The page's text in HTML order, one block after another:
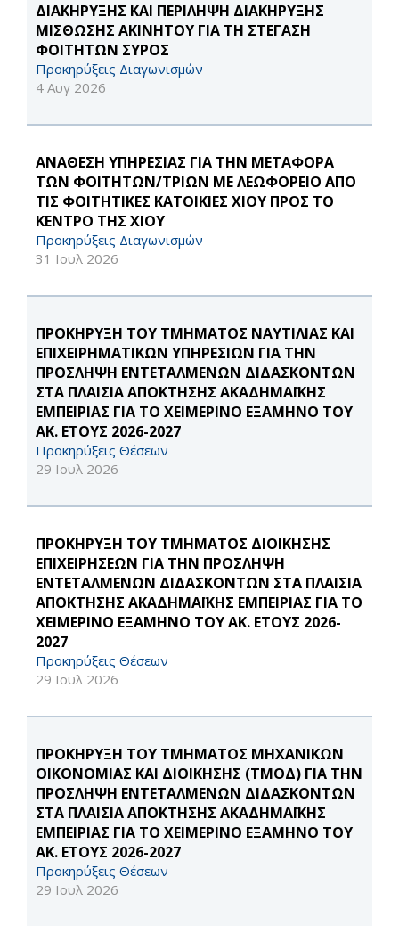
ΔΙΑΚΗΡΥΞΗΣ ΚΑΙ ΠΕΡΙΛΗΨΗ ΔΙΑΚΗΡΥΞΗΣ
ΜΙΣΘΩΣΗΣ ΑΚΙΝΗΤΟΥ ΓΙΑ ΤΗ ΣΤΕΓΑΣΗ
ΦΟΙΤΗΤΩΝ ΣΥΡΟΣ
Προκηρύξεις Διαγωνισμών
4 Αυγ 2026
ΑΝΑΘΕΣΗ ΥΠΗΡΕΣΙΑΣ ΓΙΑ ΤΗΝ ΜΕΤΑΦΟΡΑ
ΤΩΝ ΦΟΙΤΗΤΩΝ/ΤΡΙΩΝ ΜΕ ΛΕΩΦΟΡΕΙΟ ΑΠΟ
ΤΙΣ ΦΟΙΤΗΤΙΚΕΣ ΚΑΤΟΙΚΙΕΣ ΧΙΟΥ ΠΡΟΣ ΤΟ
ΚΕΝΤΡΟ ΤΗΣ ΧΙΟΥ
Προκηρύξεις Διαγωνισμών
31 Ιουλ 2026
ΠΡΟΚΗΡΥΞΗ ΤΟΥ ΤΜΗΜΑΤΟΣ ΝΑΥΤΙΛΙΑΣ ΚΑΙ
ΕΠΙΧΕΙΡΗΜΑΤΙΚΩΝ ΥΠΗΡΕΣΙΩΝ ΓΙΑ ΤΗΝ
ΠΡΟΣΛΗΨΗ ΕΝΤΕΤΑΛΜΕΝΩΝ ΔΙΔΑΣΚΟΝΤΩΝ
ΣΤΑ ΠΛΑΙΣΙΑ ΑΠΟΚΤΗΣΗΣ ΑΚΑΔΗΜΑΪΚΗΣ
ΕΜΠΕΙΡΙΑΣ ΓΙΑ ΤΟ ΧΕΙΜΕΡΙΝΟ ΕΞΑΜΗΝΟ ΤΟΥ
ΑΚ. ΕΤΟΥΣ 2026-2027
Προκηρύξεις Θέσεων
29 Ιουλ 2026
ΠΡΟΚΗΡΥΞΗ ΤΟΥ ΤΜΗΜΑΤΟΣ ΔΙΟΙΚΗΣΗΣ
ΕΠΙΧΕΙΡΗΣΕΩΝ ΓΙΑ ΤΗΝ ΠΡΟΣΛΗΨΗ
ΕΝΤΕΤΑΛΜΕΝΩΝ ΔΙΔΑΣΚΟΝΤΩΝ ΣΤΑ ΠΛΑΙΣΙΑ
ΑΠΟΚΤΗΣΗΣ ΑΚΑΔΗΜΑΪΚΗΣ ΕΜΠΕΙΡΙΑΣ ΓΙΑ ΤΟ
ΧΕΙΜΕΡΙΝΟ ΕΞΑΜΗΝΟ ΤΟΥ ΑΚ. ΕΤΟΥΣ 2026-
2027
Προκηρύξεις Θέσεων
29 Ιουλ 2026
ΠΡΟΚΗΡΥΞΗ ΤΟΥ ΤΜΗΜΑΤΟΣ ΜΗΧΑΝΙΚΩΝ
ΟΙΚΟΝΟΜΙΑΣ ΚΑΙ ΔΙΟΙΚΗΣΗΣ (ΤΜΟΔ) ΓΙΑ ΤΗΝ
ΠΡΟΣΛΗΨΗ ΕΝΤΕΤΑΛΜΕΝΩΝ ΔΙΔΑΣΚΟΝΤΩΝ
ΣΤΑ ΠΛΑΙΣΙΑ ΑΠΟΚΤΗΣΗΣ ΑΚΑΔΗΜΑΪΚΗΣ
ΕΜΠΕΙΡΙΑΣ ΓΙΑ ΤΟ ΧΕΙΜΕΡΙΝΟ ΕΞΑΜΗΝΟ ΤΟΥ
ΑΚ. ΕΤΟΥΣ 2026-2027
Προκηρύξεις Θέσεων
29 Ιουλ 2026